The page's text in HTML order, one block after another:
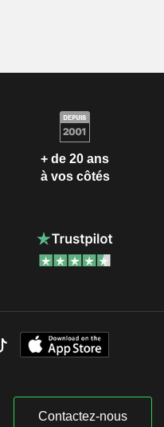
+ de 20 ans
à vos côtés
Contactez-nous